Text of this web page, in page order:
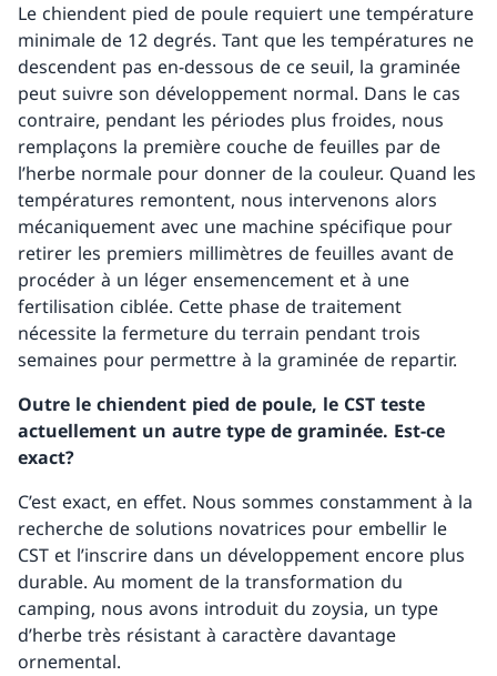
Le chiendent pied de poule requiert une température
minimale de 12 degrés. Tant que les températures ne
descendent pas en-dessous de ce seuil, la graminée
peut suivre son développement normal. Dans le cas
contraire, pendant les périodes plus froides, nous
remplaçons la première couche de feuilles par de
l’herbe normale pour donner de la couleur. Quand les
températures remontent, nous intervenons alors
mécaniquement avec une machine spécifique pour
retirer les premiers millimètres de feuilles avant de
procéder à un léger ensemencement et à une
fertilisation ciblée. Cette phase de traitement
nécessite la fermeture du terrain pendant trois
semaines pour permettre à la graminée de repartir.
Outre le chiendent pied de poule, le CST teste
actuellement un autre type de graminée. Est-ce
exact?
C’est exact, en effet. Nous sommes constamment à la
recherche de solutions novatrices pour embellir le
CST et l’inscrire dans un développement encore plus
durable. Au moment de la transformation du
camping, nous avons introduit du zoysia, un type
d’herbe très résistant à caractère davantage
ornemental.